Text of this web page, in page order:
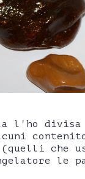
l'ho
che
le